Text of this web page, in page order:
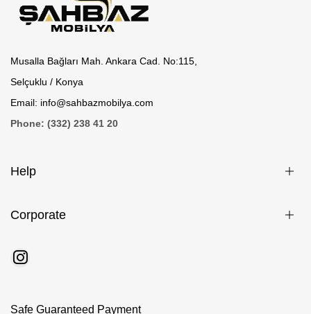
Musalla Bağları Mah. Ankara Cad. No:115,
Selçuklu / Konya
Email: info@sahbazmobilya.com
Phone: (332) 238 41 20
Help
Corporate
Safe Guaranteed Payment